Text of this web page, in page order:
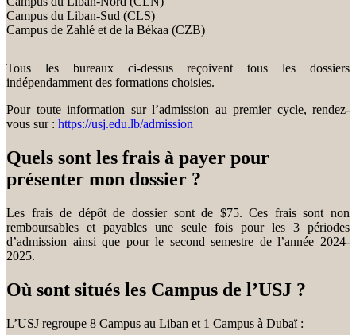
Campus du Liban-Sud (CLS)
Campus de Zahlé et de la Békaa (CZB)
Tous les bureaux ci-dessus reçoivent tous les dossiers
indépendamment des formations choisies.
Pour toute information sur l’admission au premier cycle, rendez-
vous sur : https://usj.edu.lb/admission
Quels sont les frais à payer pour
présenter mon dossier ?
Les frais de dépôt de dossier sont de $75. Ces frais sont non
remboursables et payables une seule fois pour les 3 périodes
d’admission ainsi que pour le second semestre de l’année 2024-
2025.
Où sont situés les Campus de l’USJ ?
L’USJ regroupe 8 Campus au Liban et 1 Campus à Dubaï :